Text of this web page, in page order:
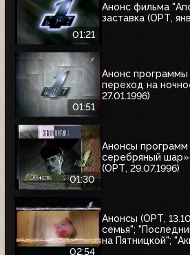
01:21
Анонс фильма
заставка (ОРТ,
01:51
Анонс программы
переход на
27.01.1996)
01:30
Анонсы
серебряный шар»
(ОРТ, 29.07.1996)
02:54
Анонсы (ОРТ,
семья";
на Пятницкой";